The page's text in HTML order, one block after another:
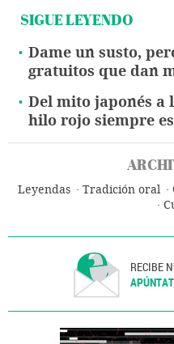
SIGUE LEYENDO
Dame un susto,
gratuitos que dan
Del mito japonés a
hilo rojo siempre
Leyendas Tradición oral
RECIBE